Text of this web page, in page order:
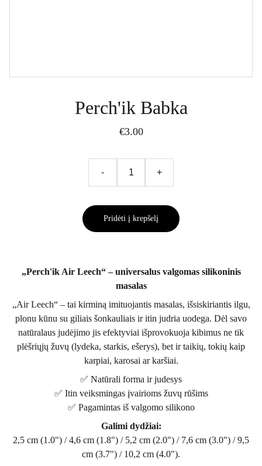
Perch'ik Babka
€3.00
- +
Pridėti į krepšelį
„Perch'ik Air Leech“ – universalus valgomas silikoninis
masalas
„Air Leech“ – tai kirminą imituojantis masalas, išsiskiriantis ilgu,
plonu kūnu su giliais šonkauliais ir itin judria uodega. Dėl savo
natūralaus judėjimo jis efektyviai išprovokuoja kibimus ne tik
plėšriųjų žuvų (lydeka, starkis, ešerys), bet ir taikių, tokių kaip
karpiai, karosai ar karšiai.
✅ Natūrali forma ir judesys
✅ Itin veiksmingas įvairioms žuvų rūšims
✅ Pagamintas iš valgomo silikono
Galimi dydžiai:
2,5 cm (1.0") / 4,6 cm (1.8") / 5,2 cm (2.0") / 7,6 cm (3.0") / 9,5
cm (3.7") / 10,2 cm (4.0").